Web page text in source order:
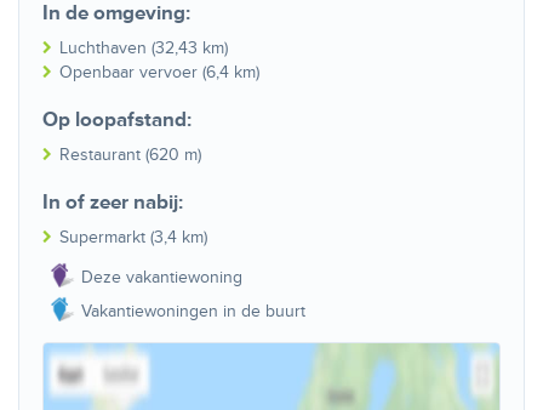
In de omgeving:
Luchthaven (32,43 km)
Openbaar vervoer (6,4 km)
Op loopafstand:
Restaurant (620 m)
In of zeer nabij:
Supermarkt (3,4 km)
Deze vakantiewoning
Vakantiewoningen in de buurt